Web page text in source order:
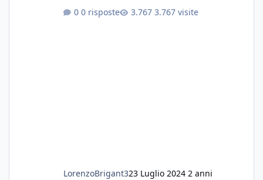
fertilizzato.le foglie delle piante sono
0 risposte 3.767 visite
LorenzoBrigant323 Luglio 2024 2 anni